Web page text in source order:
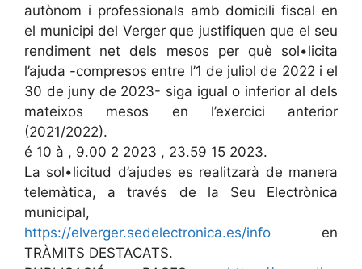
autònom i professionals amb domicili fiscal en
el municipi del Verger que justifiquen que el seu
rendiment net dels mesos per què sol•licita
l’ajuda -compresos entre l’1 de juliol de 2022 i el
30 de juny de 2023- siga igual o inferior al dels
mateixos mesos en l’exercici anterior
(2021/2022).
é 10 à , 9.00 2 2023 , 23.59 15 2023.
La sol•licitud d’ajudes es realitzarà de manera
telemàtica, a través de la Seu Electrònica
municipal,
https://elverger.sedelectronica.es/info en
TRÀMITS DESTACATS.